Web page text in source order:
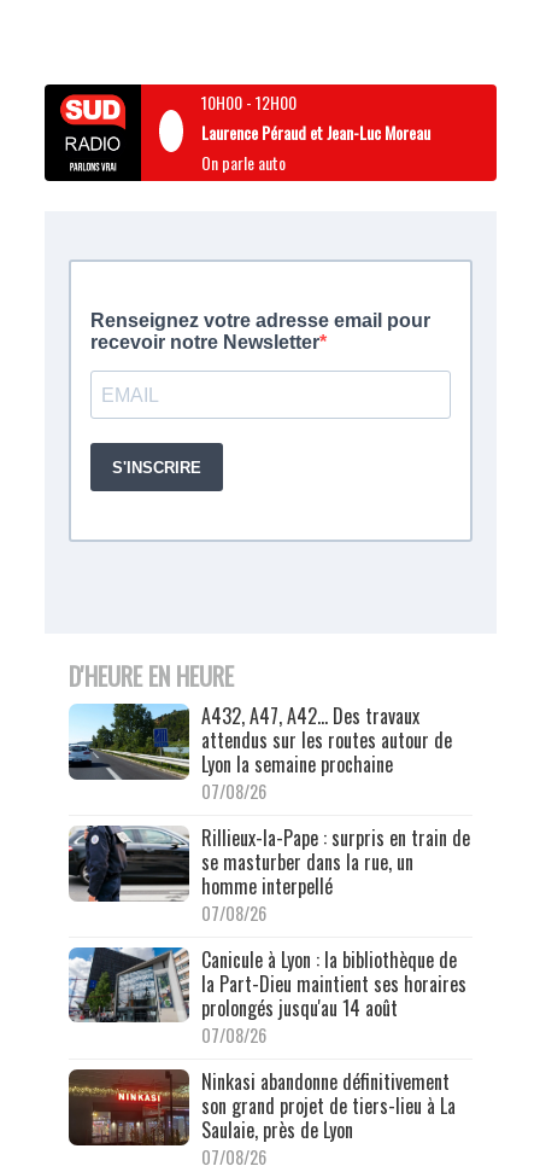
10H00-12H00
Laurence Péraud et Jean-Luc Moreau
On parle auto
D'HEURE EN HEURE
A432, A47, A42… Des travaux
attendus sur les routes autour de
Lyon la semaine prochaine
07/08/26
Rillieux-la-Pape : surpris en train de
se masturber dans la rue, un
homme interpellé
07/08/26
Canicule à Lyon : la bibliothèque de
la Part-Dieu maintient ses horaires
prolongés jusqu'au 14 août
07/08/26
Ninkasi abandonne définitivement
son grand projet de tiers-lieu à La
Saulaie, près de Lyon
07/08/26